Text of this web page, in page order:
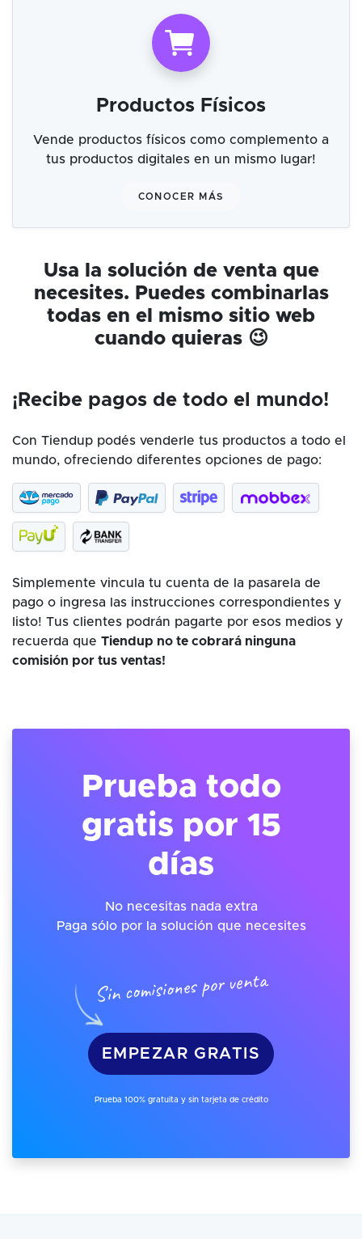
Productos Físicos
Vende productos físicos como complemento a
tus productos digitales en un mismo lugar!
CONOCER MÁS
Usa la solución de venta que
necesites. Puedes combinarlas
todas en el mismo sitio web
cuando quieras 😉
¡Recibe pagos de todo el mundo!
Con Tiendup podés venderle tus productos a todo el
mundo, ofreciendo diferentes opciones de pago:
Simplemente vincula tu cuenta de la pasarela de
pago o ingresa las instrucciones correspondientes y
listo! Tus clientes podrán pagarte por esos medios y
recuerda que Tiendup no te cobrará ninguna
comisión por tus ventas!
Prueba todo
gratis por 15
días
No necesitas nada extra
Paga sólo por la solución que necesites
Sin comisiones por venta
EMPEZAR GRATIS
Prueba 100% gratuita y sin tarjeta de crédito